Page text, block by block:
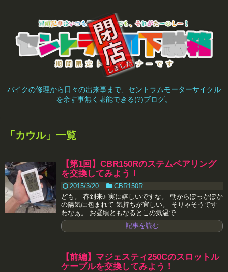
バイクの修理から日々の出来事まで、セントラムモーターサイクル
を余す事無く堪能できる(?)ブログ。
「 カウル」 一覧
【第1回】CBR150Rのステムベアリング
を交換してみよう！
2015/3/20
CBR150R
ども。 春到来♪ 実に嬉しいですな。 朝からぽっかぽか
の陽気に包まれて 気持ちが宜しい。 そりゃそうです
わなぁ。 お昼頃ともなるとこの気温で...
記事を読む
【前編】マジェスティ250Cのスロットル
ケーブルを交換してみよう！